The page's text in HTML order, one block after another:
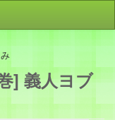
] 義人ヨブ